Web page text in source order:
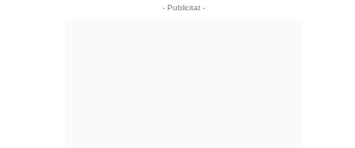
- Publicitat -